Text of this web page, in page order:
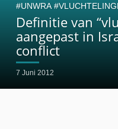
Definitie van
aangepast in
conflict
7 Juni 2012
UNWRA